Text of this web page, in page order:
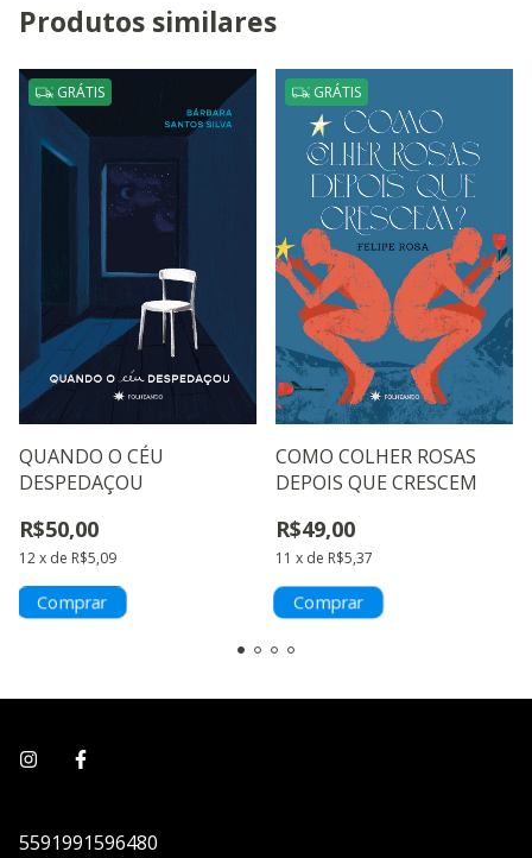
Produtos similares
GRÁTIS
QUANDO O CÉU
DESPEDAÇOU
R$50,00
12x de R$5,09
GRÁTIS
COMO COLHER ROSAS
DEPOIS QUE CRESCEM
R$49,00
11 x de R$5,37
5591991596480